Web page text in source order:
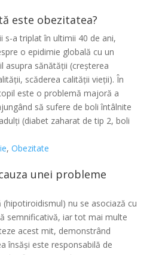
este obezitatea?
s-a triplat în ultimii 40 de ani,
o epidimie globală cu un
asupra sănătății (creșterea
scăderea calității vieții). În
este o problemă majoră a
să sufere de boli întâlnite
(diabet zaharat de tip 2, boli
, Obezitate
unei probleme
nu se asociază cu
semnificativă, iar tot mai multe
acest mit, demonstrând
însăși este responsabilă de